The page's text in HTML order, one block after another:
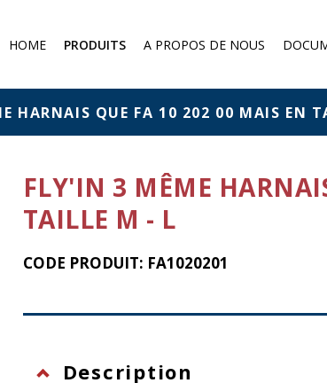
HOME PRODUITS
Protection contre les gaz
Filtres et absorbeurs
Protection against falling from
a height
A PROPOS DE NOUS
HARNAIS QUE FA 10 202 00 MAIS EN
FLY'IN 3 MÊME
TAILLE M - L
CODE PRODUIT: FA1020201
Description